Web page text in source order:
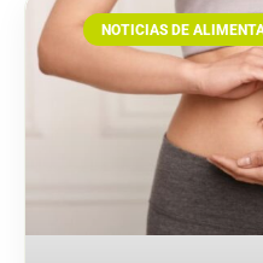
NOTICIAS DE